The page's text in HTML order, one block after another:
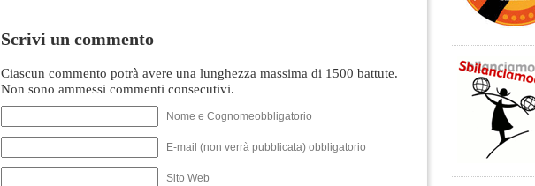
Scrivi un commento
Ciascun commento potrà avere una lunghezza massima di 1500 battute.
Non sono ammessi commenti consecutivi.
Nome e Cognomeobbligatorio
E-mail (non verrà pubblicata) obbligatorio
Sito Web